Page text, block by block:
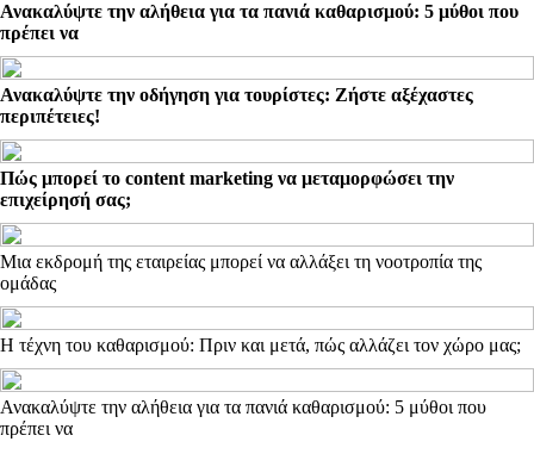
Ανακαλύψτε την αλήθεια για τα πανιά καθαρισμού: 5 μύθοι που
πρέπει να
Ανακαλύψτε την οδήγηση για τουρίστες: Ζήστε αξέχαστες
περιπέτειες!
Πώς μπορεί το content marketing να μεταμορφώσει την
επιχείρησή σας;
Μια εκδρομή της εταιρείας μπορεί να αλλάξει τη νοοτροπία της
ομάδας
Η τέχνη του καθαρισμού: Πριν και μετά, πώς αλλάζει τον χώρο μας;
Ανακαλύψτε την αλήθεια για τα πανιά καθαρισμού: 5 μύθοι που
πρέπει να